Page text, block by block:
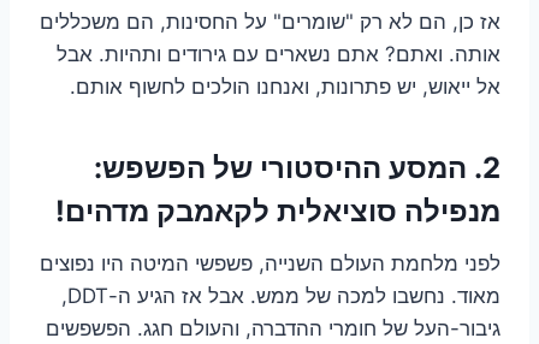
אז כן, הם לא רק "שומרים" על החסינות, הם משכללים
אותה. ואתם? אתם נשארים עם גירודים ותהיות. אבל
אל ייאוש, יש פתרונות, ואנחנו הולכים לחשוף אותם.
2. המסע ההיסטורי של הפשפש:
מנפילה סוציאלית לקאמבק מדהים!
לפני מלחמת העולם השנייה, פשפשי המיטה היו נפוצים
מאוד. נחשבו למכה של ממש. אבל אז הגיע ה-DDT,
גיבור-העל של חומרי ההדברה, והעולם חגג. הפשפשים